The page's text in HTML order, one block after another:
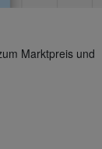
Marktpreis und